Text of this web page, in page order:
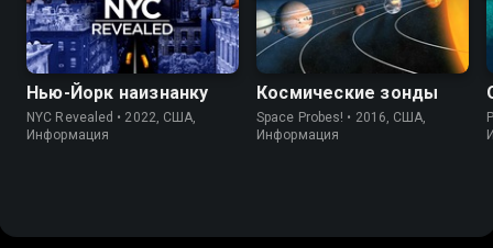
Нью-Йорк наизнанку
NYC Revealed • 2022, США,
Информация
Космические зонды
Space Probes! • 2016, США,
Информация